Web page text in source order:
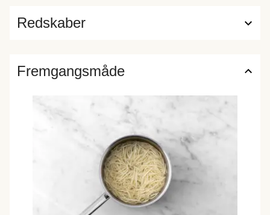
Redskaber
Fremgangsmåde